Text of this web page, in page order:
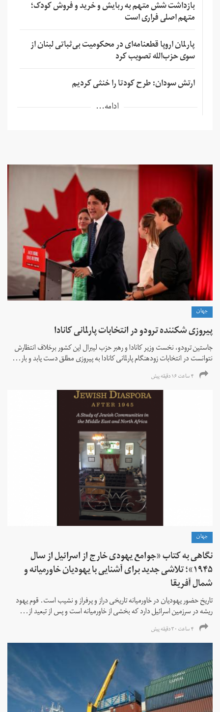
بازداشت شش متهم به ربایش و خرید و فروش کودک؛
متهم اصلی فراری است
پارلمان اروپا قطعنامه‌ای در محکومیت بی‌ثباتی لبنان از
سوی حزب‌الله تصویب کرد
ارتش سودان: طرح کودتا را خنثی کردیم
ادامه...
جهان
پیروزی شکننده ترودو در انتخابات پارلمانی کانادا
جاستین ترودو، نخست وزیر کانادا و رهبر حزب لیبرال این کشور برخلاف انتظارش
نتوانست در انتخابات زود‌هنگام پارلمانی کانادا به پیروزی مطلق دست یابد و بار...
۴ ساعت ۱۶ دقیقه پیش
جهان
نگاهی به کتاب «جوامع یهودی خارج از اسرائیل از سال
۱۹۴۵»؛ تلاشی جدید برای آشنایی با یهودیان خاورمیانه و
شمال آفریقا
تاریخ حضور یهودیان در خاورمیانه تاریخی دراز و پرفراز و نشیب است. قوم یهود
ریشه در سرزمین اسرائیل دارد که بخشی از خاورمیانه است و پس از تبعید از...
۴ ساعت ۳۰ دقیقه پیش